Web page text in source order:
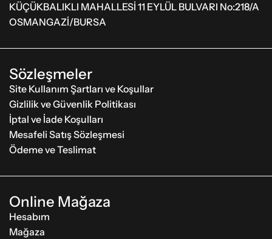
KÜÇÜKBALIKLI MAHALLESİ 11 EYLÜL BULVARI No:218/A
OSMANGAZİ/BURSA
Sözleşmeler
Site Kullanım Şartları ve Koşullar
Gizlilik ve Güvenlik Politikası
İptal ve İade Koşulları
Mesafeli Satış Sözleşmesi
Ödeme ve Teslimat
Online Mağaza
Hesabım
Mağaza